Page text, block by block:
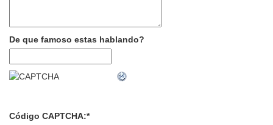
De que famoso estas hablando?
Código CAPTCHA:*